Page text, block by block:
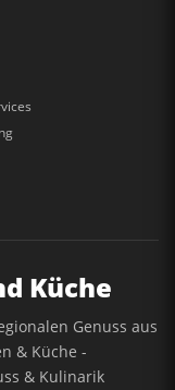
Küche
Genuss aus
& Küche -
& Kulinarik